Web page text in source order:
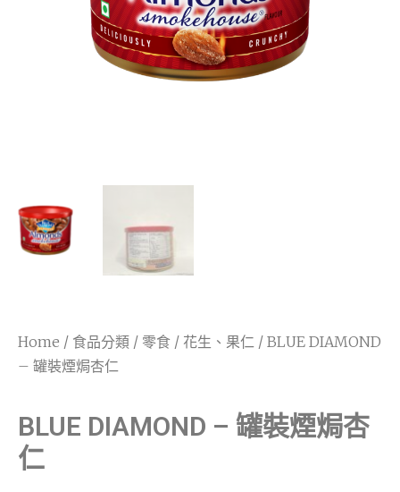
Home / 食品分類 / 零食 / 花生、果仁 / BLUE DIAMOND
– 罐裝煙焗杏仁
BLUE DIAMOND – 罐裝煙焗杏
仁